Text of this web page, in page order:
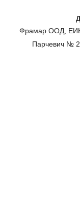
Фрамар ООД,
Парчевич №